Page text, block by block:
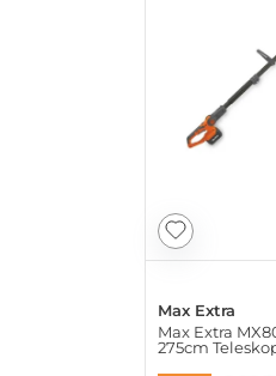
Max Extra
Max Extra
275cm